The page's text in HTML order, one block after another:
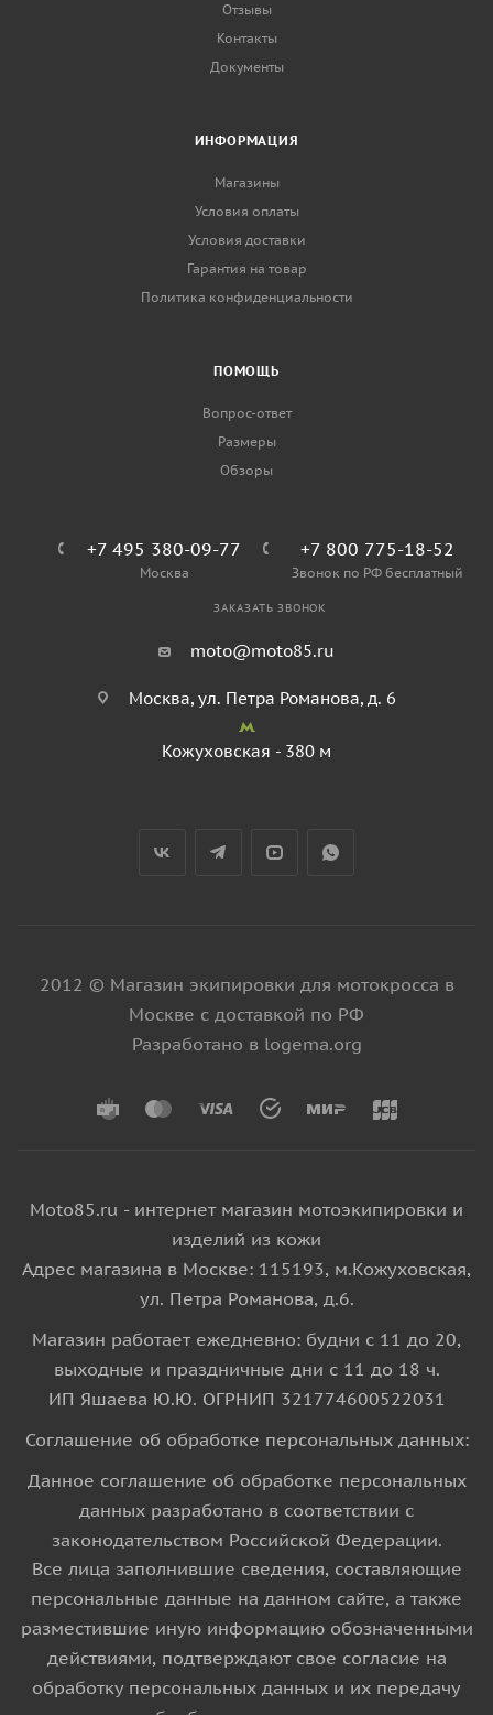
Отзывы
Контакты
Документы
ИНФОРМАЦИЯ
Магазины
Условия оплаты
Условия доставки
Гарантия на товар
Политика конфиденциальности
ПОМОЩЬ
Вопрос-ответ
Размеры
Обзоры
+7 495 380-09-77
Москва
+7 800 775-18-52
Звонок по РФ бесплатный
ЗАКАЗАТЬ ЗВОНОК
moto@moto85.ru
Москва, ул. Петра Романова, д. 6
Кожуховская - 380 м
2012 © Магазин экипировки для мотокросса в
Москве с доставкой по РФ
Разработано в logema.org
Moto85.ru - интернет магазин мотоэкипировки и
изделий из кожи
Адрес магазина в Москве: 115193, м.Кожуховская,
ул. Петра Романова, д.6.
Магазин работает ежедневно: будни с 11 до 20,
выходные и праздничные дни с 11 до 18 ч.
ИП Яшаева Ю.Ю. ОГРНИП 321774600522031
Соглашение об обработке персональных данных:
Данное соглашение об обработке персональных
данных разработано в соответствии с
законодательством Российской Федерации.
Все лица заполнившие сведения, составляющие
персональные данные на данном сайте, а также
разместившие иную информацию обозначенными
действиями, подтверждают свое согласие на
обработку персональных данных и их передачу